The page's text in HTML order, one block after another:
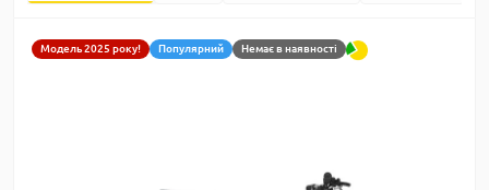
Модель 2025 року! Популярний Немає в наявності